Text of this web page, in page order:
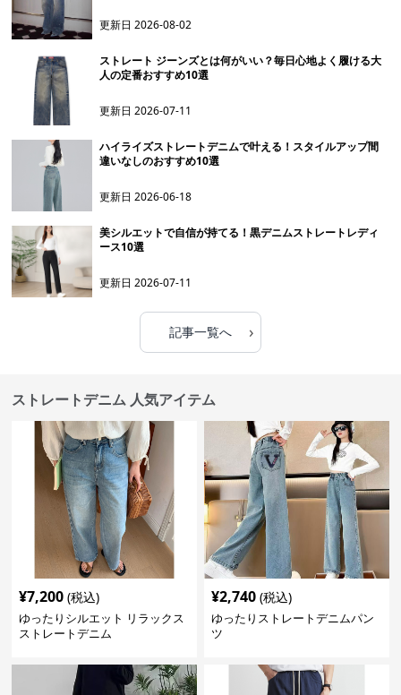
更新日2026-08-02
ストレート ジーンズとは何がいい？毎日心地よく履ける大
人の定番おすすめ10選
更新日2026-07-11
ハイライズストレートデニムで叶える！スタイルアップ間
違いなしのおすすめ10選
更新日2026-06-18
美シルエットで自信が持てる！黒デニムストレートレディ
ース10選
更新日2026-07-11
記事一覧へ ›
ストレートデニム 人気アイテム
¥7,200 (税込)
ゆったりシルエット リラックス
ストレートデニム
¥2,740 (税込)
ゆったりストレートデニムパン
ツ